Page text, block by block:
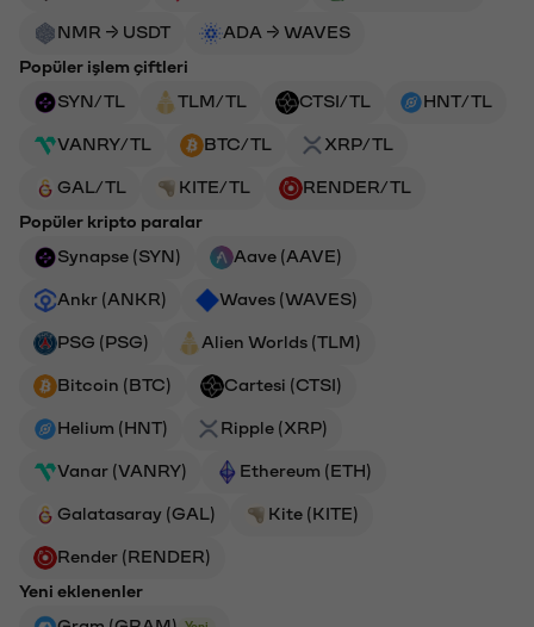
NMR → USDT
ADA → WAVES
Popüler işlem çiftleri
SYN/TL
TLM/TL CTSI/TL HNT/TL
VANRY/TL BTC/TL XRP/TL
GAL/TL KITE/TL
RENDER/TL
Popüler kripto paralar
Synapse (SYN)
Aave (AAVE)
Ankr (ANKR) Waves (WAVES)
PSG (PSG) Alien Worlds (TLM)
Bitcoin (BTC) Cartesi (CTSI)
Helium (HNT) Ripple (XRP)
Vanar (VANRY) Ethereum (ETH)
Galatasaray (GAL) Kite (KITE)
Render (RENDER)
Yeni eklenenler